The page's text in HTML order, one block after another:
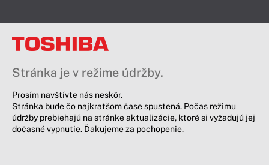
Stránka je v režime údržby.
Prosím navštívte nás neskôr.
Stránka bude čo najkratšom čase spustená. Počas režimu
údržby prebiehajú na stránke aktualizácie, ktoré si vyžadujú jej
dočasné vypnutie. Ďakujeme za pochopenie.